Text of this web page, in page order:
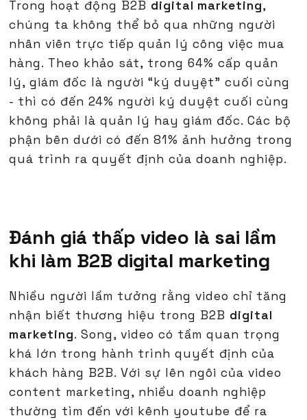
Trong hoạt động B2B digital marketing,
chúng ta không thể bỏ qua những người
nhân viên trực tiếp quản lý công việc mua
hàng. Theo khảo sát, trong 64% cấp quản
lý, giám đốc là người “ký duyệt” cuối cùng
- thì có đến 24% người ký duyệt cuối cùng
không phải là quản lý hay giám đốc. Các bộ
phận bên dưới có đến 81% ảnh hưởng trong
quá trình ra quyết định của doanh nghiệp.
Đánh giá thấp video là sai lầm
khi làm B2B digital marketing
Nhiều người lầm tưởng rằng video chỉ tăng
nhận biết thương hiệu trong B2B digital
marketing. Song, video có tầm quan trọng
khá lớn trong hành trình quyết định của
khách hàng B2B. Với sự lên ngôi của video
content marketing, nhiều doanh nghiệp
thường tìm đến với kênh youtube để ra